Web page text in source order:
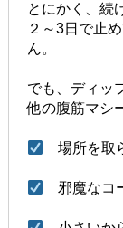
とにかく、続
２～3日で止
ん。
でも、ディッ
他の腹筋マシ
場所を取
邪魔なコ